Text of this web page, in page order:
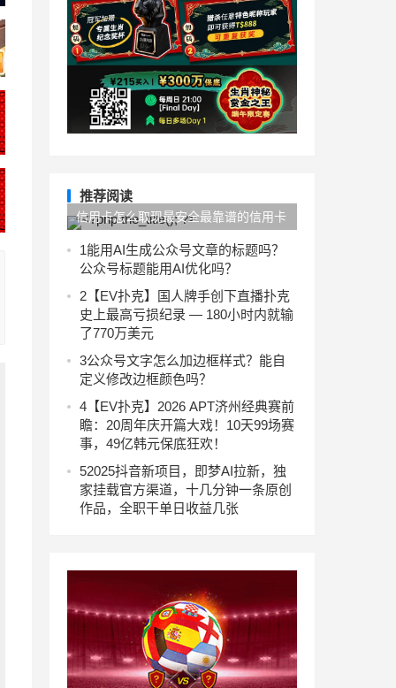
推荐阅读
信用卡怎么取现最安全最靠谱的信用卡
取现app分享
1能用AI生成公众号文章的标题吗？
公众号标题能用AI优化吗？
2 【EV扑克】国人牌手创下直播扑克
史上最高亏损纪录 — 180小时内就输
了770万美元
3公众号文字怎么加边框样式？能自
定义修改边框颜色吗？
4 【EV扑克】2026 APT济州经典赛前
瞻：20周年庆开篇大戏！10天99场赛
事，49亿韩元保底狂欢！
52025抖音新项目，即梦AI拉新，独
家挂载官方渠道，十几分钟一条原创
作品，全职干单日收益几张